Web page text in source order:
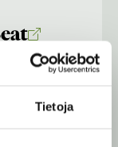
Tietoja